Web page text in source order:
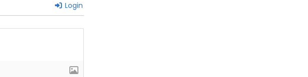
Login